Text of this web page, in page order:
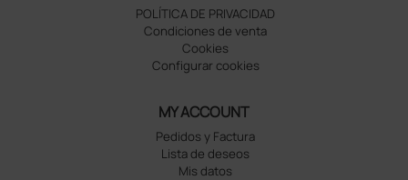
POLÍTICA DE PRIVACIDAD
Condiciones de venta
Cookies
Configurar cookies
MY ACCOUNT
Pedidos y Factura
Lista de deseos
Mis datos